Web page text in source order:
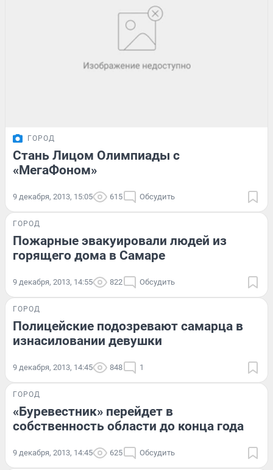
ГОРОД
Стань Лицом Олимпиады с
«МегаФоном»
9 декабря, 2013, 15:05 615 Обсудить
ГОРОД
Пожарные эвакуировали людей из
горящего дома в Самаре
9 декабря, 2013, 14:55 822 Обсудить
ГОРОД
Полицейские подозревают самарца в
изнасиловании девушки
9 декабря, 2013, 14:45 848 1
ГОРОД
«Буревестник» перейдет в
собственность области до конца года
9 декабря, 2013, 14:45 625 Обсудить